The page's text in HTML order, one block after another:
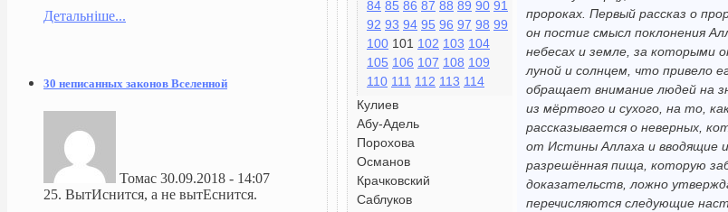
84 85 86 87 88 89 90 91
92 93 94 95 96 97 98 99
100 101 102 103 104
105 106 107 108 109
110 111 112 113 114
Кулиев
Абу-Адель
Порохова
Османов
Крачковский
Саблуков
пророках. Первый рассказ о
он постиг смысл поклонения
небесах и земле, за которыми
луной и солнцем, что привело
обращает внимание людей на
из мёртвого и сухого, на то,
рассказывается о неверных,
от Истины Аллаха и вводящие
разрешённая пища, которую
доказательств, ложно
перечисляются следующие
Детальніше...
30 неписанных законов Вселенной
Томас 30.09.2018 - 14:07
25. ВытИснится, а не вытЕснится.